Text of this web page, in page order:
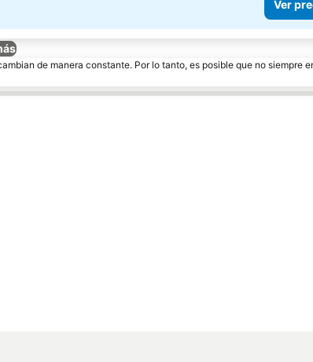
Ver
de manera constante. Por lo tanto, es posible que no siempre